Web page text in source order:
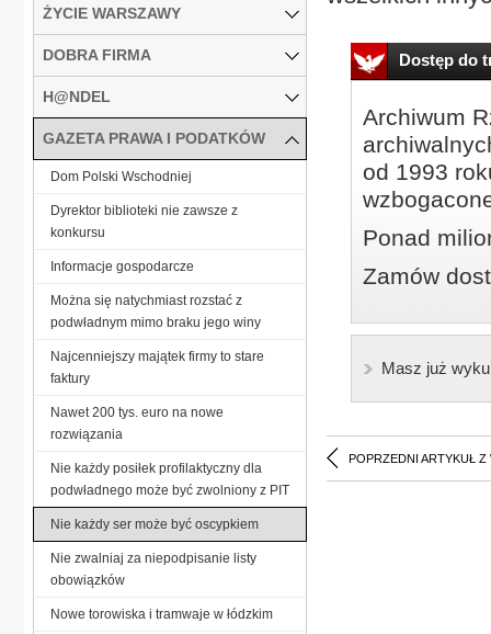
Dostęp do
Archiwum
od 1993
Ponad
Zamów
Masz już
POPRZEDNI ARTYKUŁ Z
ŻYCIE WARSZAWY
DOBRA FIRMA
H@NDEL
GAZETA PRAWA I PODATKÓW
Dom Polski Wschodniej
Dyrektor biblioteki nie zawsze z
konkursu
Informacje gospodarcze
Można się natychmiast rozstać z
podwładnym mimo braku jego winy
Najcenniejszy majątek firmy to stare
faktury
Nawet 200 tys. euro na nowe
rozwiązania
Nie każdy posiłek profilaktyczny dla
podwładnego może być zwolniony z PIT
Nie każdy ser może być oscypkiem
Nie zwalniaj za niepodpisanie listy
obowiązków
Nowe torowiska i tramwaje w łódzkim